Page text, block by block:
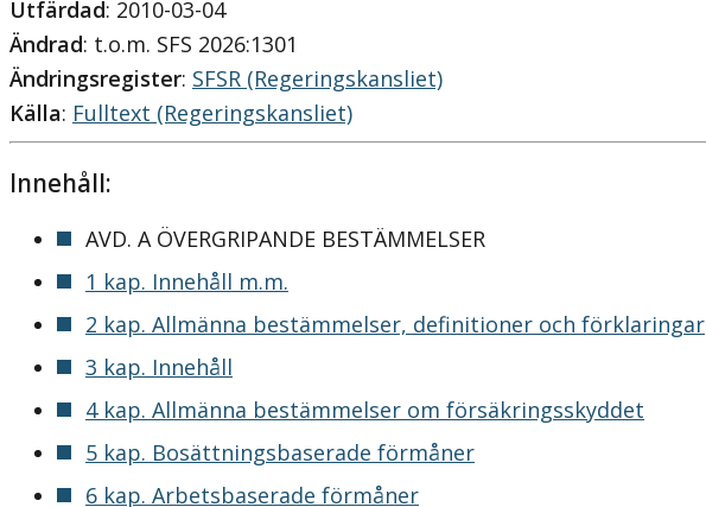
Utfärdad: 2010-03-04
Ändrad: t.o.m. SFS 2026:1301
Ändringsregister: SFSR (Regeringskansliet)
Källa: Fulltext (Regeringskansliet)
Innehåll:
AVD. A ÖVERGRIPANDE BESTÄMMELSER
1 kap. Innehåll m.m.
2 kap. Allmänna bestämmelser, definitioner och förklaringar
3 kap. Innehåll
4 kap. Allmänna bestämmelser om försäkringsskyddet
5 kap. Bosättningsbaserade förmåner
6 kap. Arbetsbaserade förmåner